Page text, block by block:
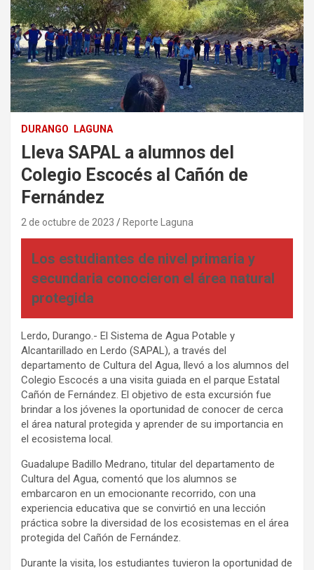
DURANGO LAGUNA
Lleva SAPAL a alumnos del
Colegio Escocés al Cañón de
Fernández
2 de octubre de 2023 Reporte Laguna
Los estudiantes de nivel primaria y
secundaria conocieron el área natural
protegida
Lerdo, Durango.- El Sistema de Agua Potable y
Alcantarillado en Lerdo (SAPAL), a través del
departamento de Cultura del Agua, llevó a los alumnos del
Colegio Escocés a una visita guiada en el parque Estatal
Cañón de Fernández. El objetivo de esta excursión fue
brindar a los jóvenes la oportunidad de conocer de cerca
el área natural protegida y aprender de su importancia en
el ecosistema local.
Guadalupe Badillo Medrano, titular del departamento de
Cultura del Agua, comentó que los alumnos se
embarcaron en un emocionante recorrido, con una
experiencia educativa que se convirtió en una lección
práctica sobre la diversidad de los ecosistemas en el área
protegida del Cañón de Fernández.
Durante la visita, los estudiantes tuvieron la oportunidad de